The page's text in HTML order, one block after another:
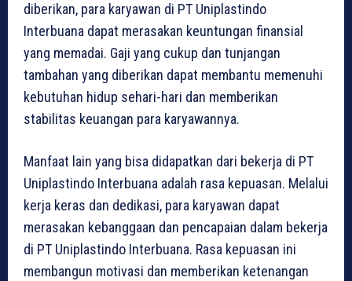
diberikan, para karyawan di PT Uniplastindo
Interbuana dapat merasakan keuntungan finansial
yang memadai. Gaji yang cukup dan tunjangan
tambahan yang diberikan dapat membantu memenuhi
kebutuhan hidup sehari-hari dan memberikan
stabilitas keuangan para karyawannya.
Manfaat lain yang bisa didapatkan dari bekerja di PT
Uniplastindo Interbuana adalah rasa kepuasan. Melalui
kerja keras dan dedikasi, para karyawan dapat
merasakan kebanggaan dan pencapaian dalam bekerja
di PT Uniplastindo Interbuana. Rasa kepuasan ini
membangun motivasi dan memberikan ketenangan